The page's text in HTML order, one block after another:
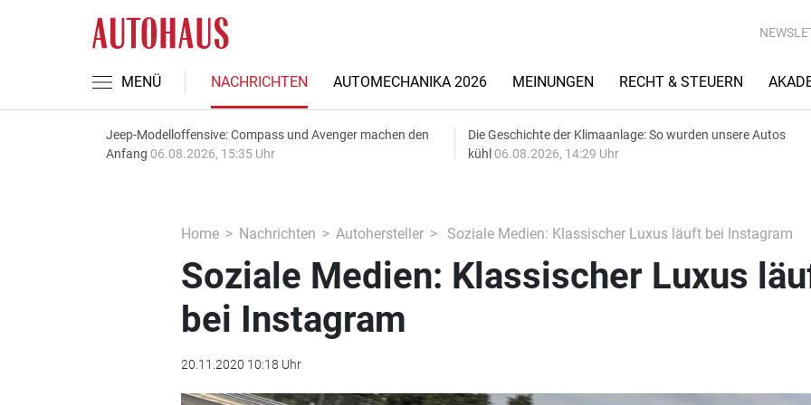
MENÜ NACHRICHTEN AUTOMECHANIKA 2026 MEINUNGEN RECHT & STEUERN
Jeep-Modelloffensive: Compass und Avenger machen den
Anfang 06.08.2026, 15:35 Uhr
Die Geschichte der Klimaanlage: So wurden unsere Autos
kühl 06.08.2026, 14:29 Uhr
Home Nachrichten Autohersteller Soziale Medien: Klassischer Luxus läuft bei Instagram
Soziale Medien: Klassischer Luxus
bei Instagram
20.11.2020 10:18 Uhr